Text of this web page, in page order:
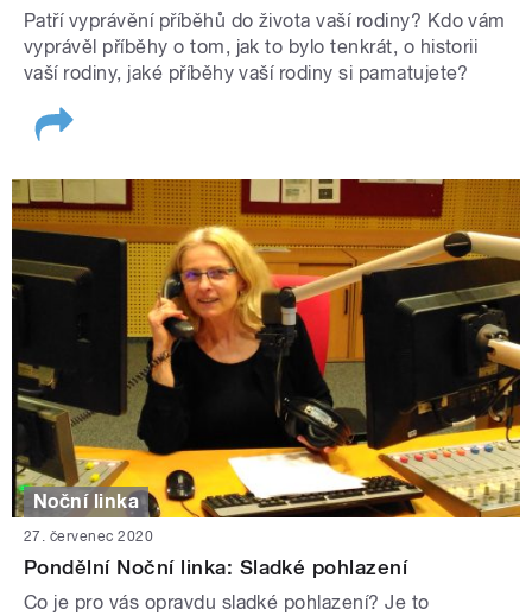
Patří vyprávění příběhů do života vaší rodiny? Kdo vám
vyprávěl příběhy o tom, jak to bylo tenkrát, o historii
vaší rodiny, jaké příběhy vaší rodiny si pamatujete?
Noční linka
27. červenec 2020
Pondělní Noční linka: Sladké pohlazení
Co je pro vás opravdu sladké pohlazení? Je to